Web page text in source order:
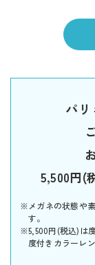
パリ
5,500円(
※メガネの状態や
す。
※5,500円(税込)は
度付きカラーレ